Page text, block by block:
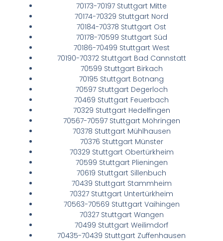
70173-70197 Stuttgart Mitte
70174-70329 Stuttgart Nord
70184-70378 Stuttgart Ost
70178-70599 Stuttgart Süd
70186-70499 Stuttgart West
70190-70372 Stuttgart Bad Cannstatt
70599 Stuttgart Birkach
70195 Stuttgart Botnang
70597 Stuttgart Degerloch
70469 Stuttgart Feuerbach
70329 Stuttgart Hedelfingen
70567-70597 Stuttgart Möhringen
70378 Stuttgart Mühlhausen
70376 Stuttgart Münster
70329 Stuttgart Obertürkheim
70599 Stuttgart Plieningen
70619 Stuttgart Sillenbuch
70439 Stuttgart Stammheim
70327 Stuttgart Untertürkheim
70563-70569 Stuttgart Vaihingen
70327 Stuttgart Wangen
70499 Stuttgart Weilimdorf
70435-70439 Stuttgart Zuffenhausen